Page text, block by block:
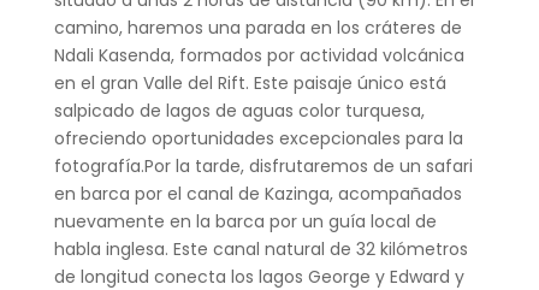
camino, haremos una parada en los cráteres de
Ndali Kasenda, formados por actividad volcánica
en el gran Valle del Rift. Este paisaje único está
salpicado de lagos de aguas color turquesa,
ofreciendo oportunidades excepcionales para la
fotografía.Por la tarde, disfrutaremos de un safari
en barca por el canal de Kazinga, acompañados
nuevamente en la barca por un guía local de
habla inglesa. Este canal natural de 32 kilómetros
de longitud conecta los lagos George y Edward y